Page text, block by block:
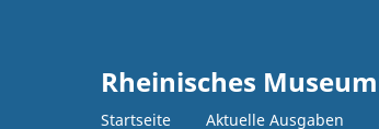
Rheinisches
Startseite Aktuelle Ausgaben